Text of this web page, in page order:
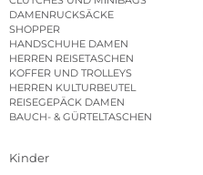
DAMENRUCKSÄCKE
SHOPPER
HANDSCHUHE DAMEN
HERREN REISETASCHEN
KOFFER UND TROLLEYS
HERREN KULTURBEUTEL
REISEGEPÄCK DAMEN
BAUCH- & GÜRTELTASCHEN
Kinder